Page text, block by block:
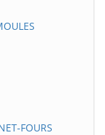
FOURS